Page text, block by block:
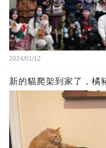
2024/01/12
新的貓爬架到家了，橘